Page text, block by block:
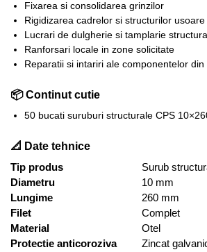
Fixarea si consolidarea grinzilor
Rigidizarea cadrelor si structurilor usoare
Lucrari de dulgherie si tamplarie
Ranforsari locale in zone solicitate
Reparatii si intariri ale componentelor din
📦 Continut cutie
50 bucati suruburi structurale CPS
📐 Date tehnice
Tip produs
Surub
Diametru
10 mm
Lungime
260 mm
Filet
Complet
Material
Otel
Protectie anticoroziva
Zincat